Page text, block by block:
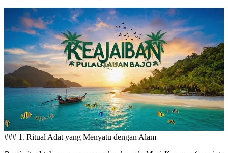
### 1. Ritual Adat yang Menyatu dengan Alam